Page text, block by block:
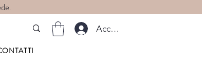
Accedi